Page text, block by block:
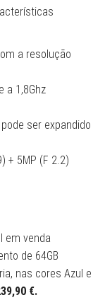
a resolução
a 1,8Ghz
ser expandido
+ 5MP (F 2.2)
em venda
de 64GB
nas cores Azul e
€.